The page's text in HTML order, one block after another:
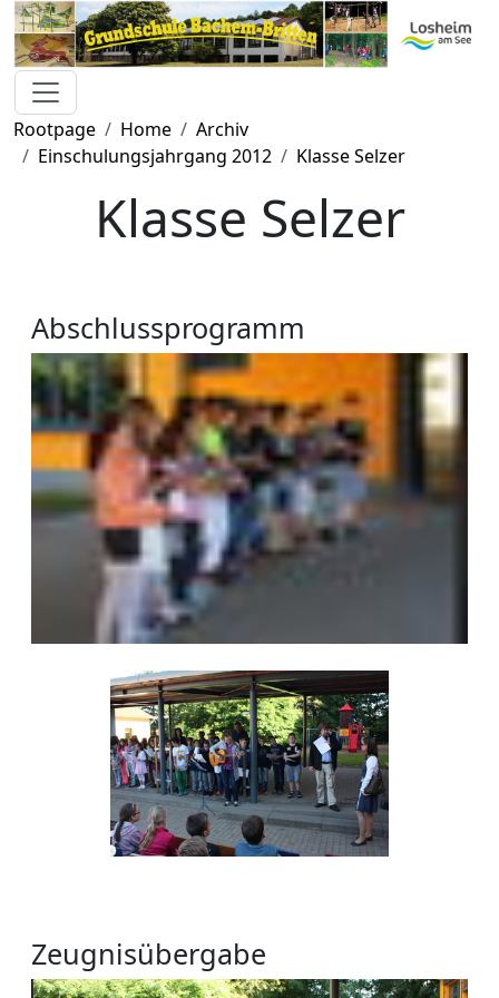
Rootpage Home
Archiv
Einschulungsjahrgang 2012
Klasse Selzer
Klasse Selzer
Abschlussprogramm
Zeugnisübergabe